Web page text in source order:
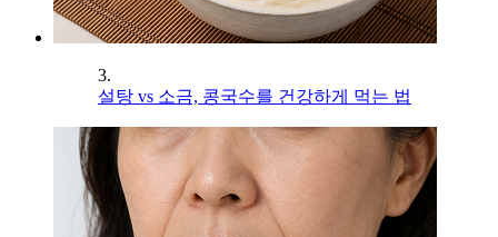
3.
설탕 vs 소금, 콩국수를 건강하게 먹는 법